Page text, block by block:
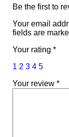
Be the first to
Your email
fields are
Your rating *
1 2 3 4 5
Your review *